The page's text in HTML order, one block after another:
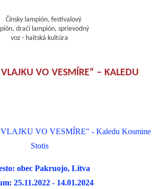
VO VESMÍRE“ – KALEDU
VO VESMÍRE" - Kaledu Kosmine
Stotis
obec Pakruojo, Litva
25.11.2022 - 14.01.2024